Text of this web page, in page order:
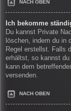
NACH OBEN
Ich bekomme
Du kannst Private
löschen, indem du in
Regel erstellst. Falls
erhältst, so kannst
kann dem
versenden.
NACH OBEN